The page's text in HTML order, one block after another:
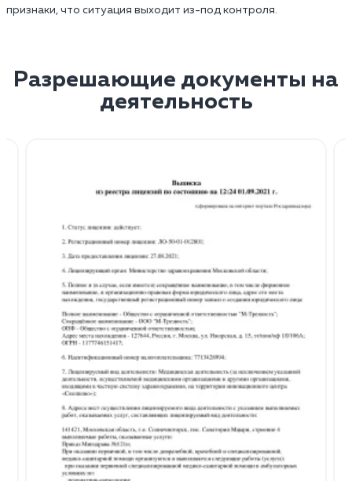
признаки, что ситуация выходит из-под контроля.
Разрешающие документы на
деятельность